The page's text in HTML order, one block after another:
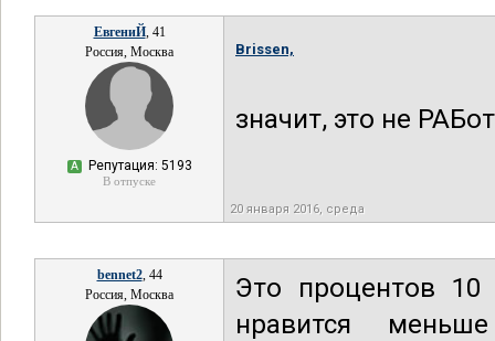
ЕвгениЙ, 41
Россия, Москва
А Репутация: 5193
В отпуске
Brissen,
значит, это не
20 января 2016, среда
bennet2, 44
Россия, Москва
Это процентов 10
нравится